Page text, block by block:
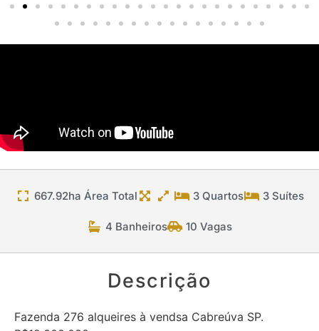
667.92ha Área Total 3 Quartos 3 Suítes
4 Banheiros 10 Vagas
Descrição
Fazenda 276 alqueires à vendsa Cabreúva SP.